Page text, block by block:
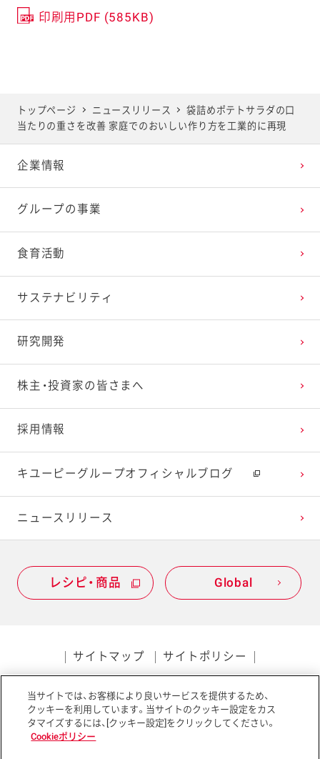
印刷用PDF (585KB)
トップページ ニュースリリース
袋詰めポテトサラダの口
当たりの重さを改善 家庭でのおいしい作り方を工業的に再現
企業情報
グループの事業
食育活動
サステナビリティ
研究開発
株主・投資家の皆さまへ
採用情報
キユーピーグループオフィシャルブログ
ニュースリリース
レシピ・商品 Global
サイトマップ サイトポリシー
ソーシャルメディアポリシー アクセシビリティ
当サイトでは、お客様により良いサービスを提供するため、
クッキーを利用しています。当サイトのクッキー設定をカス
タマイズするには、[クッキー設定]をクリックしてください。
Cookieポリシー